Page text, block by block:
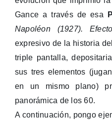
Gance a través de esa
Napoléon (1927).
expresivo de la historia
triple pantalla,
sus tres elementos
en un mismo plano)
panorámica de los 60.
A continuación, pongo